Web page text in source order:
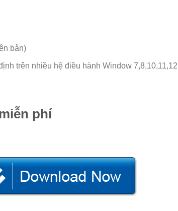
bản)
trên nhiều hệ điều hành Window
phí